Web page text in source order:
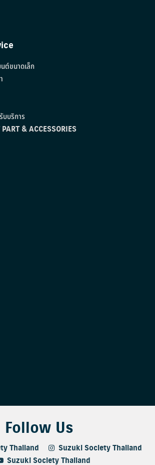
ต์ขนาดเล็ก
บบริการ
& ACCESSORIES
Follow Us
Thailand
Suzuki Society Thailand
Suzuki Society Thailand